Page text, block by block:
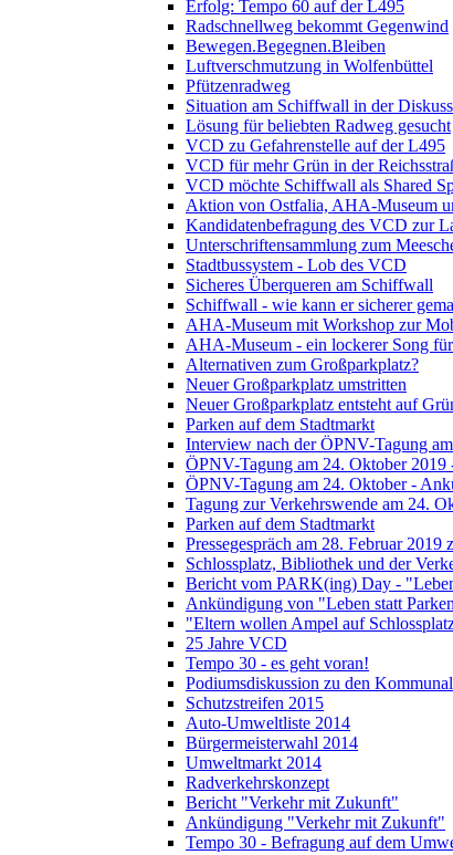
Erfolg: Tempo 60 auf der L495
Radschnellweg bekommt Gegenwind
Bewegen.Begegnen.Bleiben
Luftverschmutzung in Wolfenbüttel
Pfützenradweg
Situation am Schiffwall in der
Lösung für beliebten Radweg gesucht
VCD zu Gefahrenstelle auf der L495
VCD für mehr Grün in der
VCD möchte Schiffwall als Shared
Aktion von Ostfalia, AHA-Museum
Kandidatenbefragung des VCD zur
Unterschriftensammlung zum
Stadtbussystem - Lob des VCD
Sicheres Überqueren am Schiffwall
Schiffwall - wie kann er sicherer
AHA-Museum mit Workshop zur
AHA-Museum - ein lockerer Song
Alternativen zum Großparkplatz?
Neuer Großparkplatz umstritten
Neuer Großparkplatz entsteht auf
Parken auf dem Stadtmarkt
Interview nach der ÖPNV-Tagung
ÖPNV-Tagung am 24. Oktober 2019
ÖPNV-Tagung am 24. Oktober -
Tagung zur Verkehrswende am 24.
Parken auf dem Stadtmarkt
Pressegespräch am 28. Februar
Schlossplatz, Bibliothek und der
Bericht vom PARK(ing) Day -
Ankündigung von "Leben statt
"Eltern wollen Ampel auf
25 Jahre VCD
Tempo 30 - es geht voran!
Podiumsdiskussion zu den
Schutzstreifen 2015
Auto-Umweltliste 2014
Bürgermeisterwahl 2014
Umweltmarkt 2014
Radverkehrskonzept
Bericht "Verkehr mit Zukunft"
Ankündigung "Verkehr mit Zukunft"
Tempo 30 - Befragung auf dem